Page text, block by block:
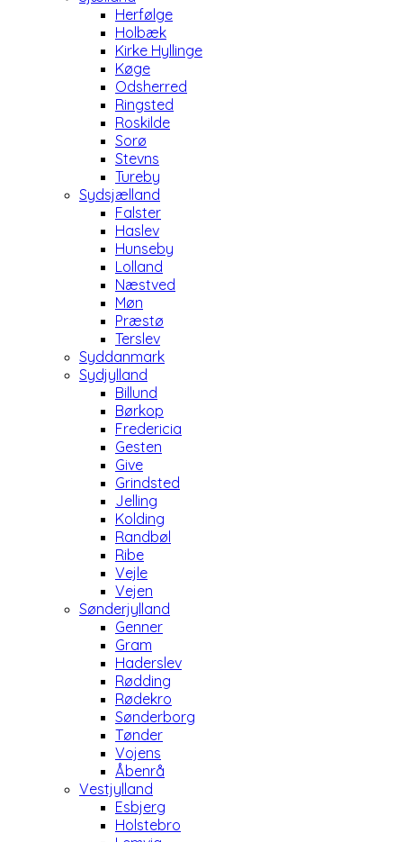
Herfølge
Holbæk
Kirke Hyllinge
Køge
Odsherred
Ringsted
Roskilde
Sorø
Stevns
Tureby
Sydsjælland
Falster
Haslev
Hunseby
Lolland
Næstved
Møn
Præstø
Terslev
Syddanmark
Sydjylland
Billund
Børkop
Fredericia
Gesten
Give
Grindsted
Jelling
Kolding
Randbøl
Ribe
Vejle
Vejen
Sønderjylland
Genner
Gram
Haderslev
Rødding
Rødekro
Sønderborg
Tønder
Vojens
Åbenrå
Vestjylland
Esbjerg
Holstebro